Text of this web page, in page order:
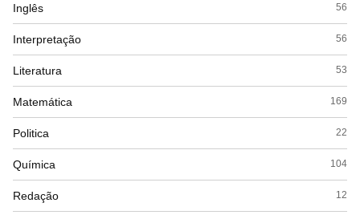
Inglês 56
Interpretação 56
Literatura 53
Matemática 169
Politica 22
Química 104
Redação 12